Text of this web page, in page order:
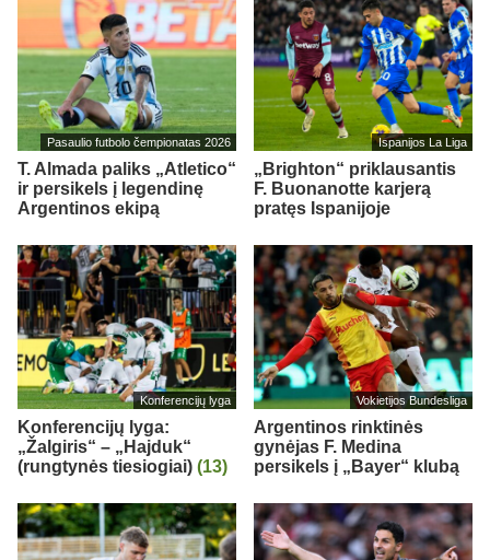
Pasaulio futbolo čempionatas 2026
T. Almada paliks „Atletico“
ir persikels į legendinę
Argentinos ekipą
Ispanijos La Liga
„Brighton“ priklausantis
F. Buonanotte karjerą
pratęs Ispanijoje
Konferencijų lyga
Konferencijų lyga:
„Žalgiris“ – „Hajduk“
(rungtynės tiesiogiai) (13)
Vokietijos Bundesliga
Argentinos rinktinės
gynėjas F. Medina
persikels į „Bayer“ klubą